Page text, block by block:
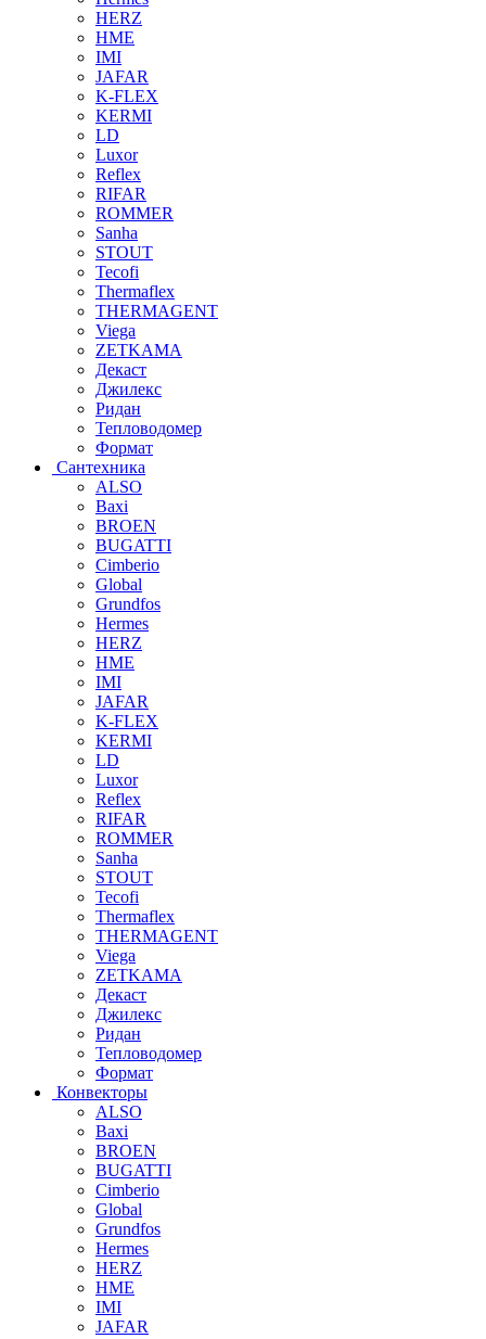
HERZ
HME
IMI
JAFAR
K-FLEX
KERMI
LD
Luxor
Reflex
RIFAR
ROMMER
Sanha
STOUT
Tecofi
Thermaflex
THERMAGENT
Viega
ZETKAMA
Декаст
Джилекс
Ридан
Тепловодомер
Формат
Сантехника
ALSO
Baxi
BROEN
BUGATTI
Cimberio
Global
Grundfos
Hermes
HERZ
HME
IMI
JAFAR
K-FLEX
KERMI
LD
Luxor
Reflex
RIFAR
ROMMER
Sanha
STOUT
Tecofi
Thermaflex
THERMAGENT
Viega
ZETKAMA
Декаст
Джилекс
Ридан
Тепловодомер
Формат
Конвекторы
ALSO
Baxi
BROEN
BUGATTI
Cimberio
Global
Grundfos
Hermes
HERZ
HME
IMI
JAFAR